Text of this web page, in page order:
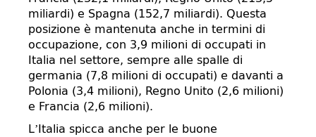
miliardi) e Spagna (152,7 miliardi). Questa
posizione è mantenuta anche in termini di
occupazione, con 3,9 milioni di occupati in
Italia nel settore, sempre alle spalle di
germania (7,8 milioni di occupati) e davanti a
Polonia (3,4 milioni), Regno Unito (2,6 milioni)
e Francia (2,6 milioni).
L’Italia spicca anche per le buone